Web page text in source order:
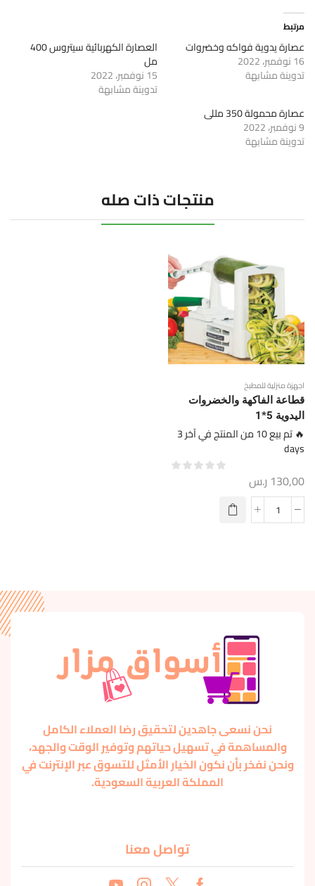
مرتبط
عصارة يدوية فواكه وخضروات
16 نوفمبر، 2022
تدوينة مشابهة
العصارة الكهربائية سيتروس 400
مل
15 نوفمبر، 2022
تدوينة مشابهة
عصارة محمولة 350 مللى
9 نوفمبر، 2022
تدوينة مشابهة
منتجات ذات صله
اجهزة منزلية للمطبخ
قطاعة الفاكهة والخضروات
اليدوية 5*1
🔥 تم بيع 10 من المنتج في آخر 3
days
130,00 ر.س
نحن نسعى جاهدين لتحقيق رضا العملاء الكامل
والمساهمة في تسهيل حياتهم وتوفير الوقت والجهد،
ونحن نفخر بأن نكون الخيار الأمثل للتسوق عبر الإنترنت في
المملكة العربية السعودية.
تواصل معنا